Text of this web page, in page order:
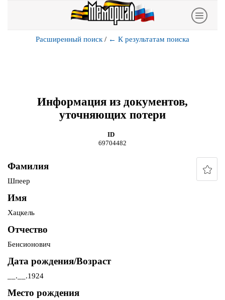
Расширенный поиск / ← К результатам поиска
Информация из документов,
уточняющих потери
ID
69704482
Фамилия
Шпеер
Имя
Хацкель
Отчество
Бенсионович
Дата рождения/Возраст
__.__.1924
Место рождения